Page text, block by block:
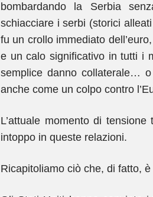
bombardando la Serbia
schiacciare i serbi (storici
fu un crollo immediato
e un calo significativo in tutti i
semplice danno collaterale… o
anche come un colpo contro
L’attuale momento di
intoppo in queste relazioni.
Ricapitoliamo ciò che, di fatto,